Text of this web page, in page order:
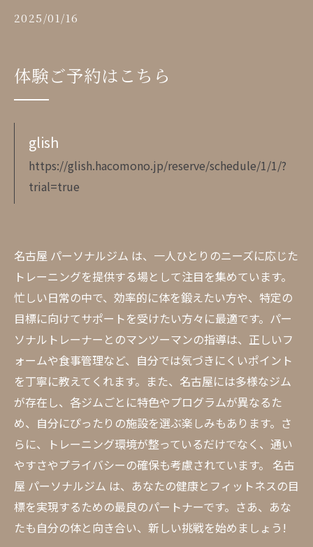
2025/01/16
体験ご予約はこちら
glish
https://glish.hacomono.jp/reserve/schedule/1/1/?
trial=true
名古屋 パーソナルジム は、一人ひとりのニーズに応じた
トレーニングを提供する場として注目を集めています。
忙しい日常の中で、効率的に体を鍛えたい方や、特定の
目標に向けてサポートを受けたい方々に最適です。パー
ソナルトレーナーとのマンツーマンの指導は、正しいフ
ォームや食事管理など、自分では気づきにくいポイント
を丁寧に教えてくれます。また、名古屋には多様なジム
が存在し、各ジムごとに特色やプログラムが異なるた
め、自分にぴったりの施設を選ぶ楽しみもあります。さ
らに、トレーニング環境が整っているだけでなく、通い
やすさやプライバシーの確保も考慮されています。 名古
屋 パーソナルジム は、あなたの健康とフィットネスの目
標を実現するための最良のパートナーです。さあ、あな
たも自分の体と向き合い、新しい挑戦を始めましょう!